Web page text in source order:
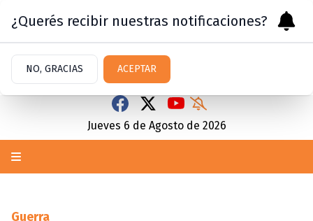
Jueves 6 de Agosto de 2026
Guerra
¿Querés recibir nuestras notificaciones?
NO, GRACIAS ACEPTAR